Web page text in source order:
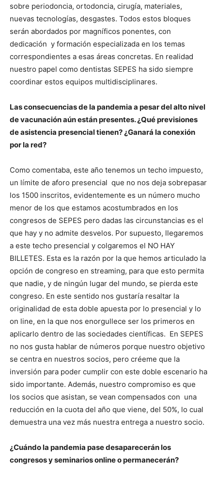
sobre periodoncia, ortodoncia, cirugía, materiales,
nuevas tecnologías, desgastes. Todos estos bloques
serán abordados por magníficos ponentes, con
dedicación y formación especializada en los temas
correspondientes a esas áreas concretas. En realidad
nuestro papel como dentistas SEPES ha sido siempre
coordinar estos equipos multidisciplinares.
Las consecuencias de la pandemia a pesar del alto nivel
de vacunación aún están presentes. ¿Qué previsiones
de asistencia presencial tienen? ¿Ganará la conexión
por la red?
Como comentaba, este año tenemos un techo impuesto,
un límite de aforo presencial que no nos deja sobrepasar
los 1500 inscritos, evidentemente es un número mucho
menor de los que estamos acostumbrados en los
congresos de SEPES pero dadas las circunstancias es el
que hay y no admite desvelos. Por supuesto, llegaremos
a este techo presencial y colgaremos el NO HAY
BILLETES. Esta es la razón por la que hemos articulado la
opción de congreso en streaming, para que esto permita
que nadie, y de ningún lugar del mundo, se pierda este
congreso. En este sentido nos gustaría resaltar la
originalidad de esta doble apuesta por lo presencial y lo
on line, en la que nos enorgullece ser los primeros en
aplicarlo dentro de las sociedades científicas. En SEPES
no nos gusta hablar de números porque nuestro objetivo
se centra en nuestros socios, pero créeme que la
inversión para poder cumplir con este doble escenario ha
sido importante. Además, nuestro compromiso es que
los socios que asistan, se vean compensados con una
reducción en la cuota del año que viene, del 50%, lo cual
demuestra una vez más nuestra entrega a nuestro socio.
¿Cuándo la pandemia pase desaparecerán los
congresos y seminarios online o permanecerán?